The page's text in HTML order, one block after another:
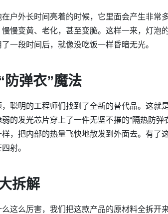
户外长时间亮着的时候，它里面会产生非常
慢变黄、老化，甚至变脆。这样一来，灯泡
一段时间后，就像没吃饭一样昏暗无光。
防弹衣”魔法
聪明的工程师们找到了全新的替代品。这就
的发光芯片穿上了一件无坚不摧的“隔热防弹
，把内部的热量飞快地散发到外面去。有了
射。
拆解
这么厉害，我们把这款产品的原材料全拆开